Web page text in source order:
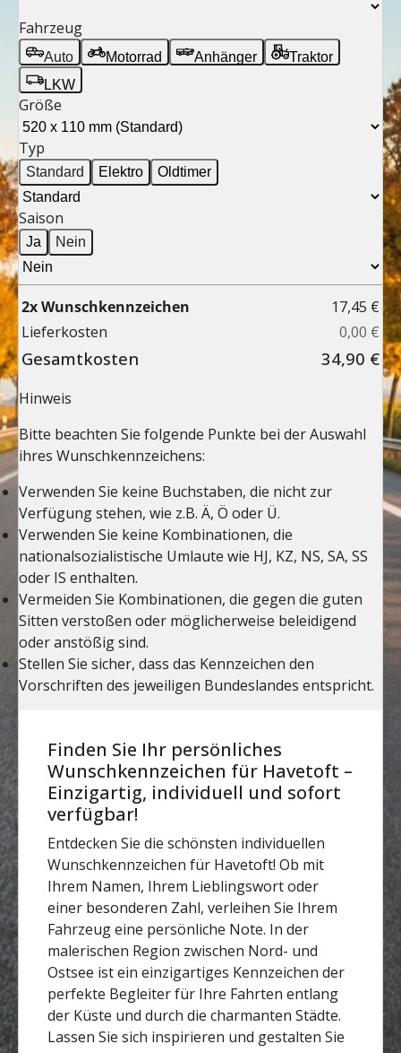
Finden Sie Ihr persönliches
Wunschkennzeichen für Havetoft –
Einzigartig, individuell und sofort
verfügbar!
Entdecken Sie die schönsten individuellen
Wunschkennzeichen für Havetoft! Ob mit
Ihrem Namen, Ihrem Lieblingswort oder
einer besonderen Zahl, verleihen Sie Ihrem
Fahrzeug eine persönliche Note. In der
malerischen Region zwischen Nord- und
Ostsee ist ein einzigartiges Kennzeichen der
perfekte Begleiter für Ihre Fahrten entlang
der Küste und durch die charmanten Städte.
Lassen Sie sich inspirieren und gestalten Sie